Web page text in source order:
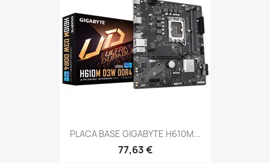
PLACA BASE GIGABYTE H610M...
77,63 €